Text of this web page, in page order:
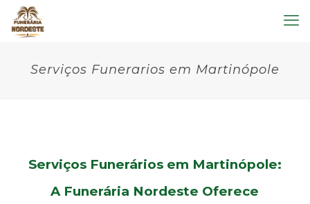
Serviços Funerarios em Martinópole
Serviços Funerários em Martinópole:
A Funerária Nordeste Oferece